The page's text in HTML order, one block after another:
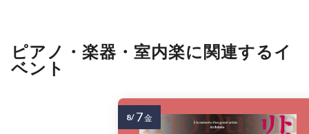
ピアノ・楽器・室内楽に関連するイ
ベント
8/ 7金